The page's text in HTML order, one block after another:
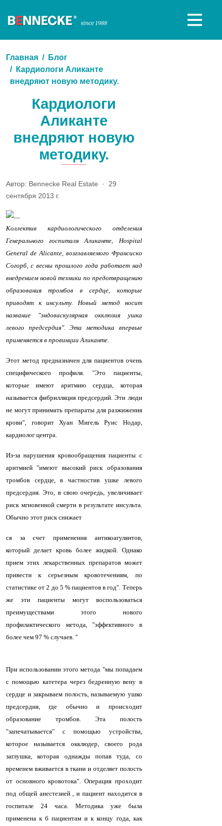
Главная
Блог
Кардиологи Аликанте
внедряют новую методику.
Кардиологи
Аликанте
внедряют новую
методику.
Автор: Bennecke Real Estate · 29
сентября 2013 г.
Коллектив кардиологического отделения
Генерального госпиталя Аликанте, Hospital
General de Alicante, возглавляемого Франсиско
Согорб, с весны прошлого года работает над
внедрением новой техники по предотвращению
образования тромбов в сердце, которые
приводят к инсульту. Новый метод носит
название "эндоваскулярная окклюзия ушка
левого предсердия". Эта методика впервые
применяется в провинции Аликанте.
Этот метод предназначен для пациентов очень
специфического профиля. "Это пациенты,
которые имеют аритмию сердца, которая
называется фибрилляция предсердий. Эти люди
не могут принимать препараты для разжижения
крови", говорит Хуан Мигель Руис Нодар,
кардиолог центра.
Из-за нарушения кровообращения пациенты с
аритмией "имеют высокий риск образования
тромбов сердце, в частностив ушке левого
предсердия. Это, в свою очередь, увеличивает
риск мгновенной смерти в результате инсульта.
Обычно этот риск снижает
ся за счет применения антикоагулянтов,
который делает кровь более жидкой. Однако
прием этих лекарственных препаратов может
привести к серьезным кровотечениям, по
статистике от 2 до 5 % пациентов в год". Теперь
же эти пациенты могут воспользоваться
преимуществами этого нового
профилактического метода, "эффективного в
более чем 97 % случаев. "
При использовании этого метода "мы попадаем
с помощью катетера через бедренную вену в
сердце и закрываем полость, называемую ушко
предсердия, где обычно и происходит
образование тромбов. Эта полость
"запечатывается" с помощью устройства,
которое называется окклюдер, своего рода
заглушка, которая однажды попав туда, со
временем вживается в ткани и отделяет полость
от основного кровотока". Операция проходит
под общей анестезией , и пациент находится в
госпитале 24 часа. Методика уже была
применена к 6 пациентам и к концу года, как